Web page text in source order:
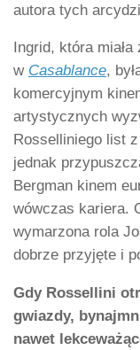
autora tych
Ingrid, która
w Casablance,
komercyjnym
artystycznych
Rosselliniego list
jednak
Bergman kinem
wówczas kariera.
wymarzona rola
dobrze przyjęte i
Gdy Rossellini
gwiazdy,
nawet